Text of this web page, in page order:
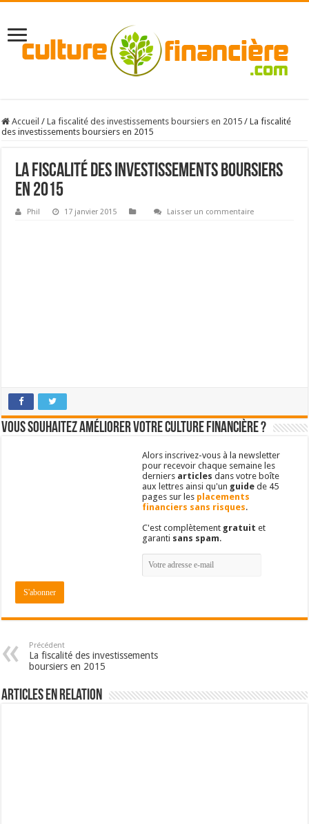
Accueil / La fiscalité des investissements boursiers en 2015 / La fiscalité
des investissements boursiers en 2015
La fiscalité des investissements boursiers
en 2015
Phil 17 janvier 2015 Laisser un commentaire
Vous souhaitez améliorer votre culture financière ?
Alors inscrivez-vous à la newsletter
pour recevoir chaque semaine les
derniers articles dans votre boîte
aux lettres ainsi qu'un guide de 45
pages sur les placements
financiers sans risques.
C'est complètement gratuit et
garanti sans spam.
Précédent
La fiscalité des investissements
boursiers en 2015
Articles en relation